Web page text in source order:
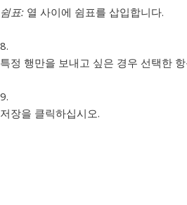
쉼표: 열 사이에 쉼표를 삽입합니다.
특정 행만을 보내고 싶은 경우 선택한
저장을 클릭하십시오.